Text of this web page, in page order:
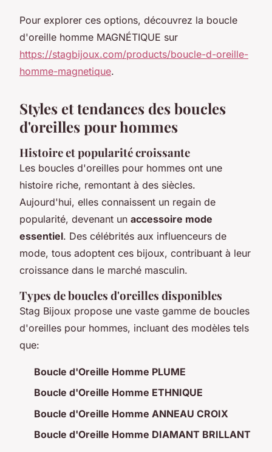
Pour explorer ces options, découvrez la boucle
d'oreille homme MAGNÉTIQUE sur
https://stagbijoux.com/products/boucle-d-oreille-
homme-magnetique.
Styles et tendances des boucles
d'oreilles pour hommes
Histoire et popularité croissante
Les boucles d'oreilles pour hommes ont une
histoire riche, remontant à des siècles.
Aujourd'hui, elles connaissent un regain de
popularité, devenant un accessoire mode
essentiel. Des célébrités aux influenceurs de
mode, tous adoptent ces bijoux, contribuant à leur
croissance dans le marché masculin.
Types de boucles d'oreilles disponibles
Stag Bijoux propose une vaste gamme de boucles
d'oreilles pour hommes, incluant des modèles tels
que:
Boucle d'Oreille Homme PLUME
Boucle d'Oreille Homme ETHNIQUE
Boucle d'Oreille Homme ANNEAU CROIX
Boucle d'Oreille Homme DIAMANT BRILLANT